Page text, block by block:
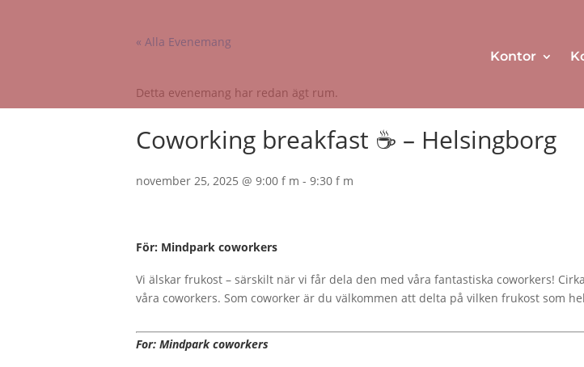
Kontor
« Alla Evenemang
Detta evenemang har redan ägt rum.
Coworking breakfast ☕ – Helsingborg
november 25, 2025 @ 9:00 f m - 9:30 f m
För: Mindpark coworkers
Vi älskar frukost – särskilt när vi får dela den med våra fantastiska coworkers!
våra coworkers. Som coworker är du välkommen att delta på vilken frukost som
For: Mindpark coworkers